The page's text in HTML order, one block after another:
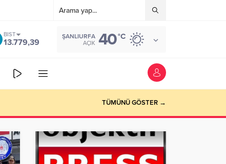
BIST
13.779,39
ŞANLIURFA
AÇIK 40°C
TÜMÜNÜ GÖSTER →